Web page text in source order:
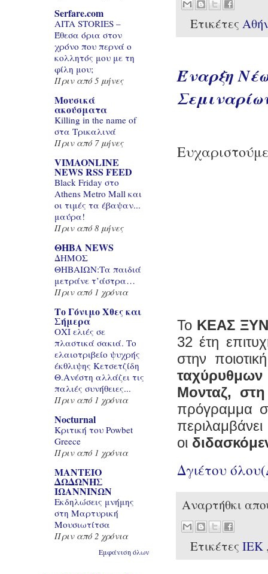
Ετικέτες
Έναρξη
Το ΚΕΑΣ
32 έτη
στην
Μονταζ,
πρόγραμμα
οι
Δγιέτου
Αναρτήθκι
ΕτικέτεςΙΕΚ
Serfare.com
AITA STORIES –
Έθεσα όρια στον
χρόνο που περνά ο
κολλητός μου με τη
φίλη μου;
Πριν από 5 μήνες
Μουσικά
ακούσματα
Killing in the name of
στα Τρικαλινά
Πριν από 7 μήνες
VIMAONLINE
NEWS RSS FEED
Black Friday στο
Athens Metro Mall και
οι τιμές τα έβαψαν...
μαύρα!
Πριν από 8 μήνες
ΘΗΒΑ NEWS
ΔΗΜΟΣ
ΘΗΒΑΙΩΝ:Τα παιδιά
μετράνε τ’άστρα…
Πριν από 1 χρόνια
Το Γόνιμο Χθες και
Σήμερα
ΟΧΙ ελιές σε
πλαστικά σακιά. Το
ελαιοτριβείο ψυχρής
έκθλιψης Κετσετζίδη
Θ.Ανέστη αλλάζει τις
παλιές συνήθειες...
Πριν από 1 χρόνια
Nocturnal
Κριτική του Powbet
Greece
Πριν από 1 χρόνια
ΜΑΝΤΕΙΟ
ΔΩΔΩΝΗΣ
ΙΩΑΝΝΙΝΩΝ
Εκδηλώσεις μνήμης
στη Μαρτυρική
Μουσιωτίτσα
Πριν από 2 χρόνια
Εμφάνιση όλων